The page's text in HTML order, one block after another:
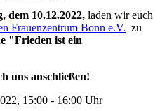
dem 10.12.2022, laden wir euch
Frauenzentrum Bonn e.V. zu
"Frieden ist ein
uns anschließen!
15:00 - 16:00 Uhr